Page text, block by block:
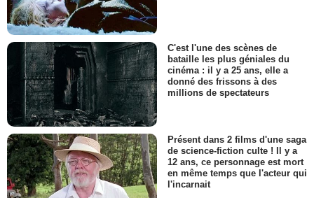
C'est l'une des scènes de
bataille les plus géniales du
cinéma : il y a 25 ans, elle a
donné des frissons à des
millions de spectateurs
Présent dans 2 films d'une saga
de science-fiction culte ! Il y a
12 ans, ce personnage est mort
en même temps que l'acteur qui
l'incarnait